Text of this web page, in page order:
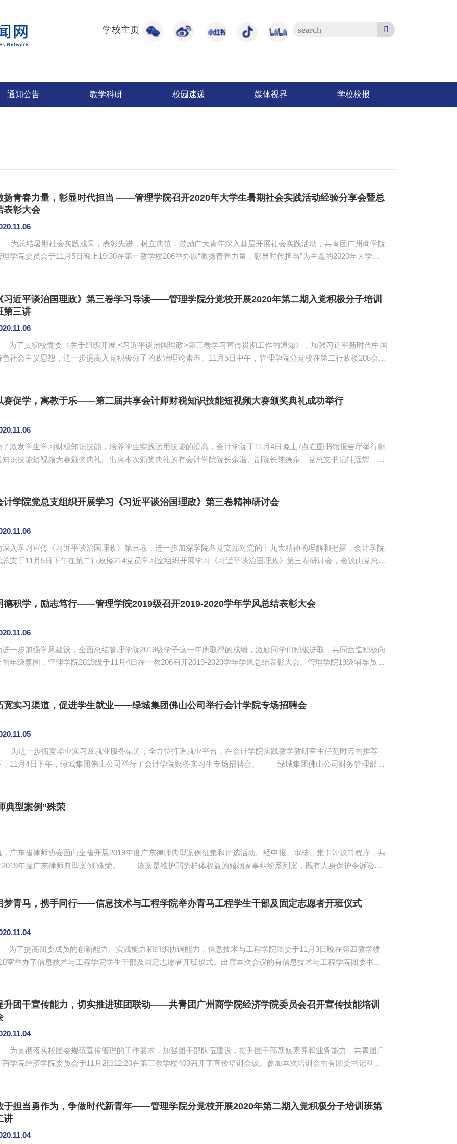
学校主页
通知公告 教学科研 校园速递 媒体视界 学校校报
扬青春力量，彰显时代担当 ——管理学院召开2020年大学生暑期社会实践活动经验分享会暨总
表彰大会
总结暑期社会实践成果，表彰先进，树立典范，鼓励广大青年深入基层开展社会实践活动，共青团广州商学院
理学院委员会于11月5日晚上19:30在第一教学楼206举办以“激扬青春力量，彰显时代担当”为主题的2020年大学生
珍、柯陈洁。 大会在管理学院文艺队伍《...
习近平谈治国理政》第三卷学习导读——管理学院分党校开展2020年第二期入党积极分子培训
第三讲
了贯彻校党委《关于组织开展,<习近平谈治国理政>第三卷学习宣传贯彻工作的通知》，加强习近平新时代中国
色社会主义思想，进一步提高入党积极分子的政治理论素养。11月5日中午，管理学院分党校在第二行政楼208会议
卷的总体编排，指出该书收录了习近平总书记在...
赛促学，寓教于乐——第二届共享会计师财税知识技能短视频大赛颁奖典礼成功举行
了激发学生学习财税知识技能，培养学生实践运用技能的提高，会计学院于11月4日晚上7点在图书馆报告厅举行财
知识技能短视频大赛颁奖典礼。出席本次颁奖典礼的有会计学院院长余浩、副院长陈德余、党总支书记钟远辉、伟
短视频大赛的成功举办表示由衷的祝贺，并指出短视频校园大赛是为了丰富学生学习财税知...
计学院党总支组织开展学习《习近平谈治国理政》第三卷精神研讨会
深入学习宣传《习近平谈治国理政》第三卷，进一步加深学院各党支部对党的十九大精神的理解和把握，会计学院
总支于11月5日下午在第二行政楼214党员学习室组织开展学习《习近平谈治国理政》第三卷研讨会，会议由党总支
义中国化的最新成果，我们要在真学、真懂、真用上下功夫，学深悟透，融会贯通，结合当...
德积学，励志笃行——管理学院2019级召开2019-2020学年学风总结表彰大会
进一步加强学风建设，全面总结管理学院2019级学子这一年所取得的成绩，激励同学们积极进取，共同营造积极向
的年级氛围，管理学院2019级于11月4日在一教206召开2019-2020学年学风总结表彰大会。管理学院19级辅导员蔡
精神，养成良好的学习习惯和学习态度，在新学年做好学业...
宽实习渠道，促进学生就业——绿城集团佛山公司举行会计学院专场招聘会
进一步拓宽毕业实习及就业服务渠道，全方位打造就业平台，在会计学院实践教学教研室主任范时云的推荐
11月4日下午，绿城集团佛山公司举行了会计学院财务实习生专场招聘会。 绿城集团佛山公司财务管理部负
开设等方面综合评价非常高。范时云老师向绿城集团介绍了本次参加...
典型案例”殊荣
广东省律师协会面向全省开展2019年度广东律师典型案例征集和评选活动。经申报、审核、集中评议等程序，共
护弱势群体权益的婚姻家事纠纷系列案，既有人身保护令诉讼，
梦青马，携手同行——信息技术与工程学院举办青马工程学生干部及固定志愿者开班仪式
了提高团委成员的创新能力、实践能力和组织协调能力，信息技术与工程学院团委于11月3日晚在第四教学楼
室举办了信息技术与工程学院学生干部及固定志愿者开班仪式。出席本次会议的有信息技术与工程学院团委书记
好工作内容，将本职工作做好，同时还要与其他成员团结互助，加强...
升团干宣传能力，切实推进班团联动——共青团广州商学院经济学院委员会召开宣传技能培训
贯彻落实校团委规范宣传管理的工作要求，加强团干部队伍建设，提升团干部新媒素养和业务能力，共青团广
商学院经济学院委员会于11月2日12:20在第三教学楼403召开了宣传培训会议。参加本次培训会的有团委书记巫进
。针对目前各组织刚换届，宣传负责人对于新媒体的操作还不甚熟悉的问题，翟俊豪着重...
于担当勇作为，争做时代新青年——管理学院分党校开展2020年第二期入党积极分子培训班第
讲